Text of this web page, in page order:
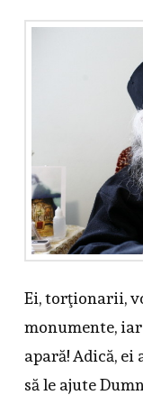
Ei, torţionarii,
monumente,
apară! Adică,
să le ajute